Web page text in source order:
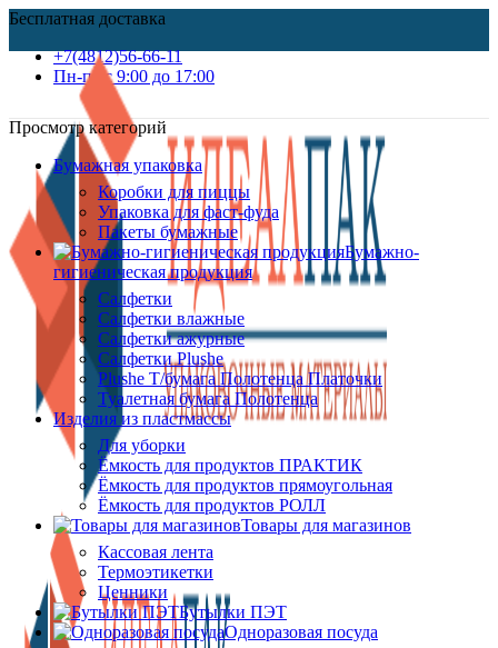
Бесплатная доставка
+7(4812)56-66-11
Пн-пт c 9:00 до 17:00
Просмотр категорий
Бумажная упаковка
Коробки для пиццы
Упаковка для фаст-фуда
Пакеты бумажные
Бумажно-
гигиеническая продукция
Салфетки
Салфетки влажные
Салфетки ажурные
Салфетки Plushe
Plushe Т/бумага Полотенца Платочки
Туалетная бумага Полотенца
Изделия из пластмассы
Для уборки
Ёмкость для продуктов ПРАКТИК
Ёмкость для продуктов прямоугольная
Ёмкость для продуктов РОЛЛ
Товары для магазинов
Кассовая лента
Термоэтикетки
Ценники
Бутылки ПЭТ
Одноразовая посуда